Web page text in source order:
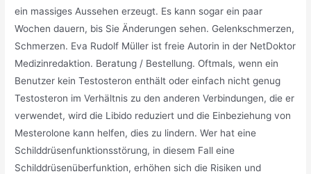
ein massiges Aussehen erzeugt. Es kann sogar ein paar
Wochen dauern, bis Sie Änderungen sehen. Gelenkschmerzen,
Schmerzen. Eva Rudolf Müller ist freie Autorin in der NetDoktor
Medizinredaktion. Beratung / Bestellung. Oftmals, wenn ein
Benutzer kein Testosteron enthält oder einfach nicht genug
Testosteron im Verhältnis zu den anderen Verbindungen, die er
verwendet, wird die Libido reduziert und die Einbeziehung von
Mesterolone kann helfen, dies zu lindern. Wer hat eine
Schilddrüsenfunktionsstörung, in diesem Fall eine
Schilddrüsenüberfunktion, erhöhen sich die Risiken und